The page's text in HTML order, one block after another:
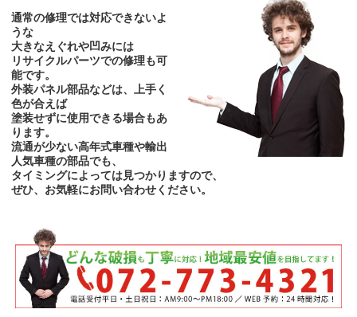
通常の修理では対応できないよ
うな
大きなえぐれや凹みには
リサイクルパーツでの修理も可
能です。
外装パネル部品などは、上手く
色が合えば
塗装せずに使用できる場合もあ
ります。
流通が少ない高年式車種や輸出
人気車種の部品でも、
タイミングによっては見つかりますので、
ぜひ、お気軽にお問い合わせください。